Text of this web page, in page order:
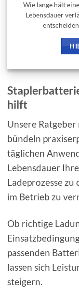
Wie lange hält
Lebensdauer
hilft
Unsere
bündeln
täglichen
Lebensdauer
Ladeprozesse
im Betrieb zu
Ob richtige
passenden
lassen sich
steigern.